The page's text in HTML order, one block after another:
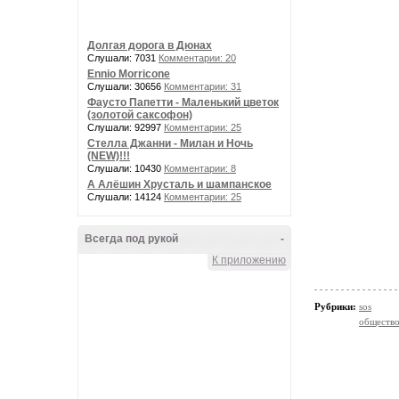
Долгая дорога в Дюнах
Слушали: 7031 Комментарии: 20
Ennio Morricone
Слушали: 30656 Комментарии: 31
Фаусто Папетти - Маленький цветок
(золотой саксофон)
Слушали: 92997 Комментарии: 25
Стелла Джанни - Милан и Ночь
(NEW)!!!
Слушали: 10430 Комментарии: 8
А Алёшин Хрусталь и шампанское
Слушали: 14124 Комментарии: 25
-
Всегда под рукой
К приложению
Рубрики: sos
общество